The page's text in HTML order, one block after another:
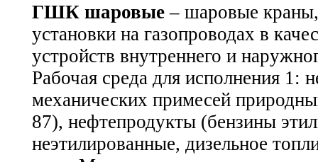
ГШК шаровые – шаровые
установки на газопроводах в
устройств внутреннего и
Рабочая среда для исполнения 1:
механических примесей
87), нефтепродукты (бензины
неэтилированные, дизельное